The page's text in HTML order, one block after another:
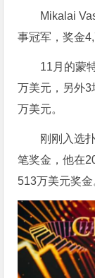
Mikalai
事冠军，奖金
11月的蒙
万美元，另外
万美元。
刚刚入选
笔奖金，他在
513万美元奖金